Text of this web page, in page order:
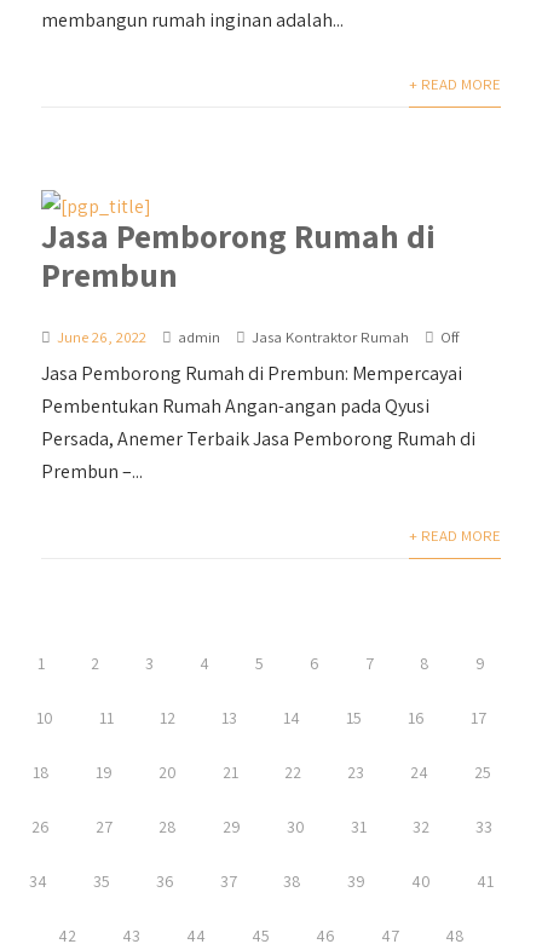
membangun rumah inginan adalah...
+ READ MORE
Jasa Pemborong Rumah di
Prembun
June 26, 2022 admin Jasa Kontraktor Rumah Off
Jasa Pemborong Rumah di Prembun: Mempercayai
Pembentukan Rumah Angan-angan pada Qyusi
Persada, Anemer Terbaik Jasa Pemborong Rumah di
Prembun –...
+ READ MORE
1 2 3 4 5 6 7 8 9
10 11 12 13 14 15 16 17
18 19 20 21 22 23 24 25
26 27 28 29 30 31 32 33
34 35 36 37 38 39 40 41
42 43 44 45 46 47 48